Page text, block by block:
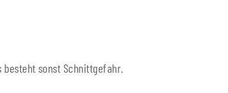
sonst Schnittgefahr.